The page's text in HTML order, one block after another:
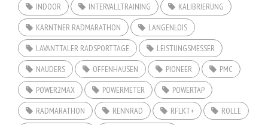
INDOOR
INTERVALLTRAINING
KALIBRIERUNG
KÄRNTNER RADMARATHON
LANGENLOIS
LAVANTTALER RADSPORTTAGE
LEISTUNGSMESSER
NAUDERS
OFFENHAUSEN PIONEER
PMC
POWER2MAX
POWERMETER
POWERTAP
RADMARATHON
RENNRAD RFLKT+
ROLLE